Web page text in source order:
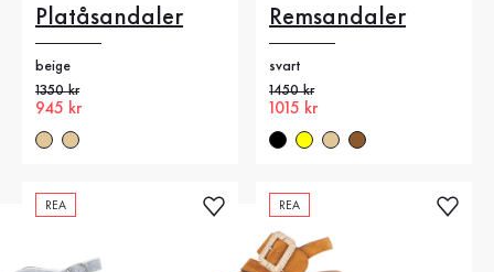
Platåsandaler
beige
Gammalt pris
1350 kr
Nytt pris
945 kr
Remsandaler
svart
Gammalt pris
1450 kr
Nytt pris
1015 kr
REA REA